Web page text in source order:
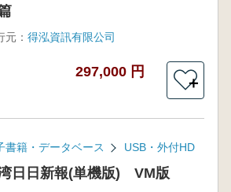
元： 得泓資訊有限公司
297,000 円
＋
書籍・データベース USB・外付HD
日日新報(単機版) VM版